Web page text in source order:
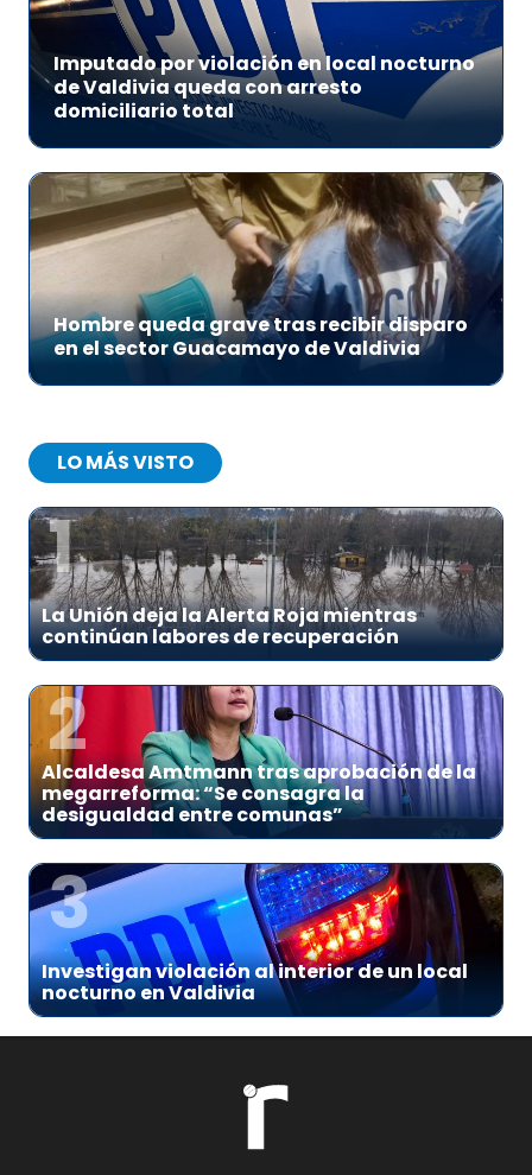
Imputado por violación en local nocturno
de Valdivia queda con arresto
domiciliario total
Hombre queda grave tras recibir disparo
en el sector Guacamayo de Valdivia
LO MÁS VISTO
1
La Unión deja la Alerta Roja mientras
continúan labores de recuperación
2
Alcaldesa Amtmann tras aprobación de la
megarreforma: “Se consagra la
desigualdad entre comunas”
3
Investigan violación al interior de un local
nocturno en Valdivia